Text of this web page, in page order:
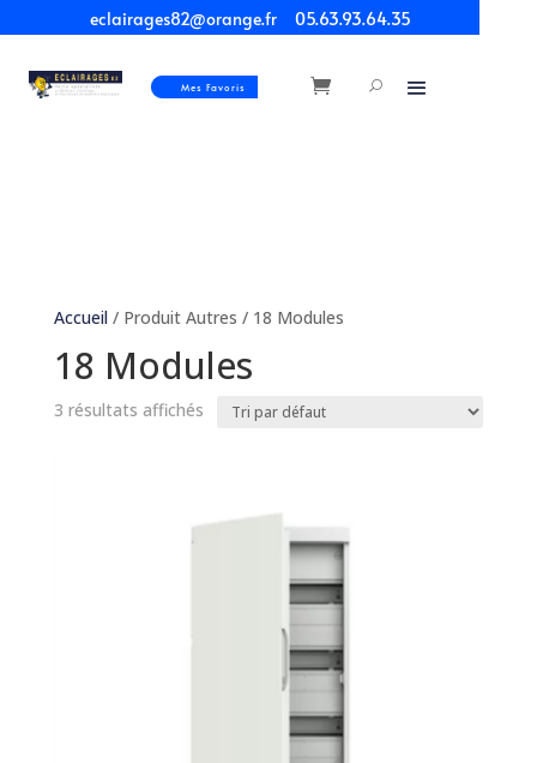
eclairages82@orange.fr 05.63.93.64.35
Mes Favoris
Accueil/ Produit Autres / 18 Modules
18 Modules
3 résultats affichés